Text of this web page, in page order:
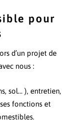
pour
d’un projet de
nous :
sol… ), entretien,
fonctions et